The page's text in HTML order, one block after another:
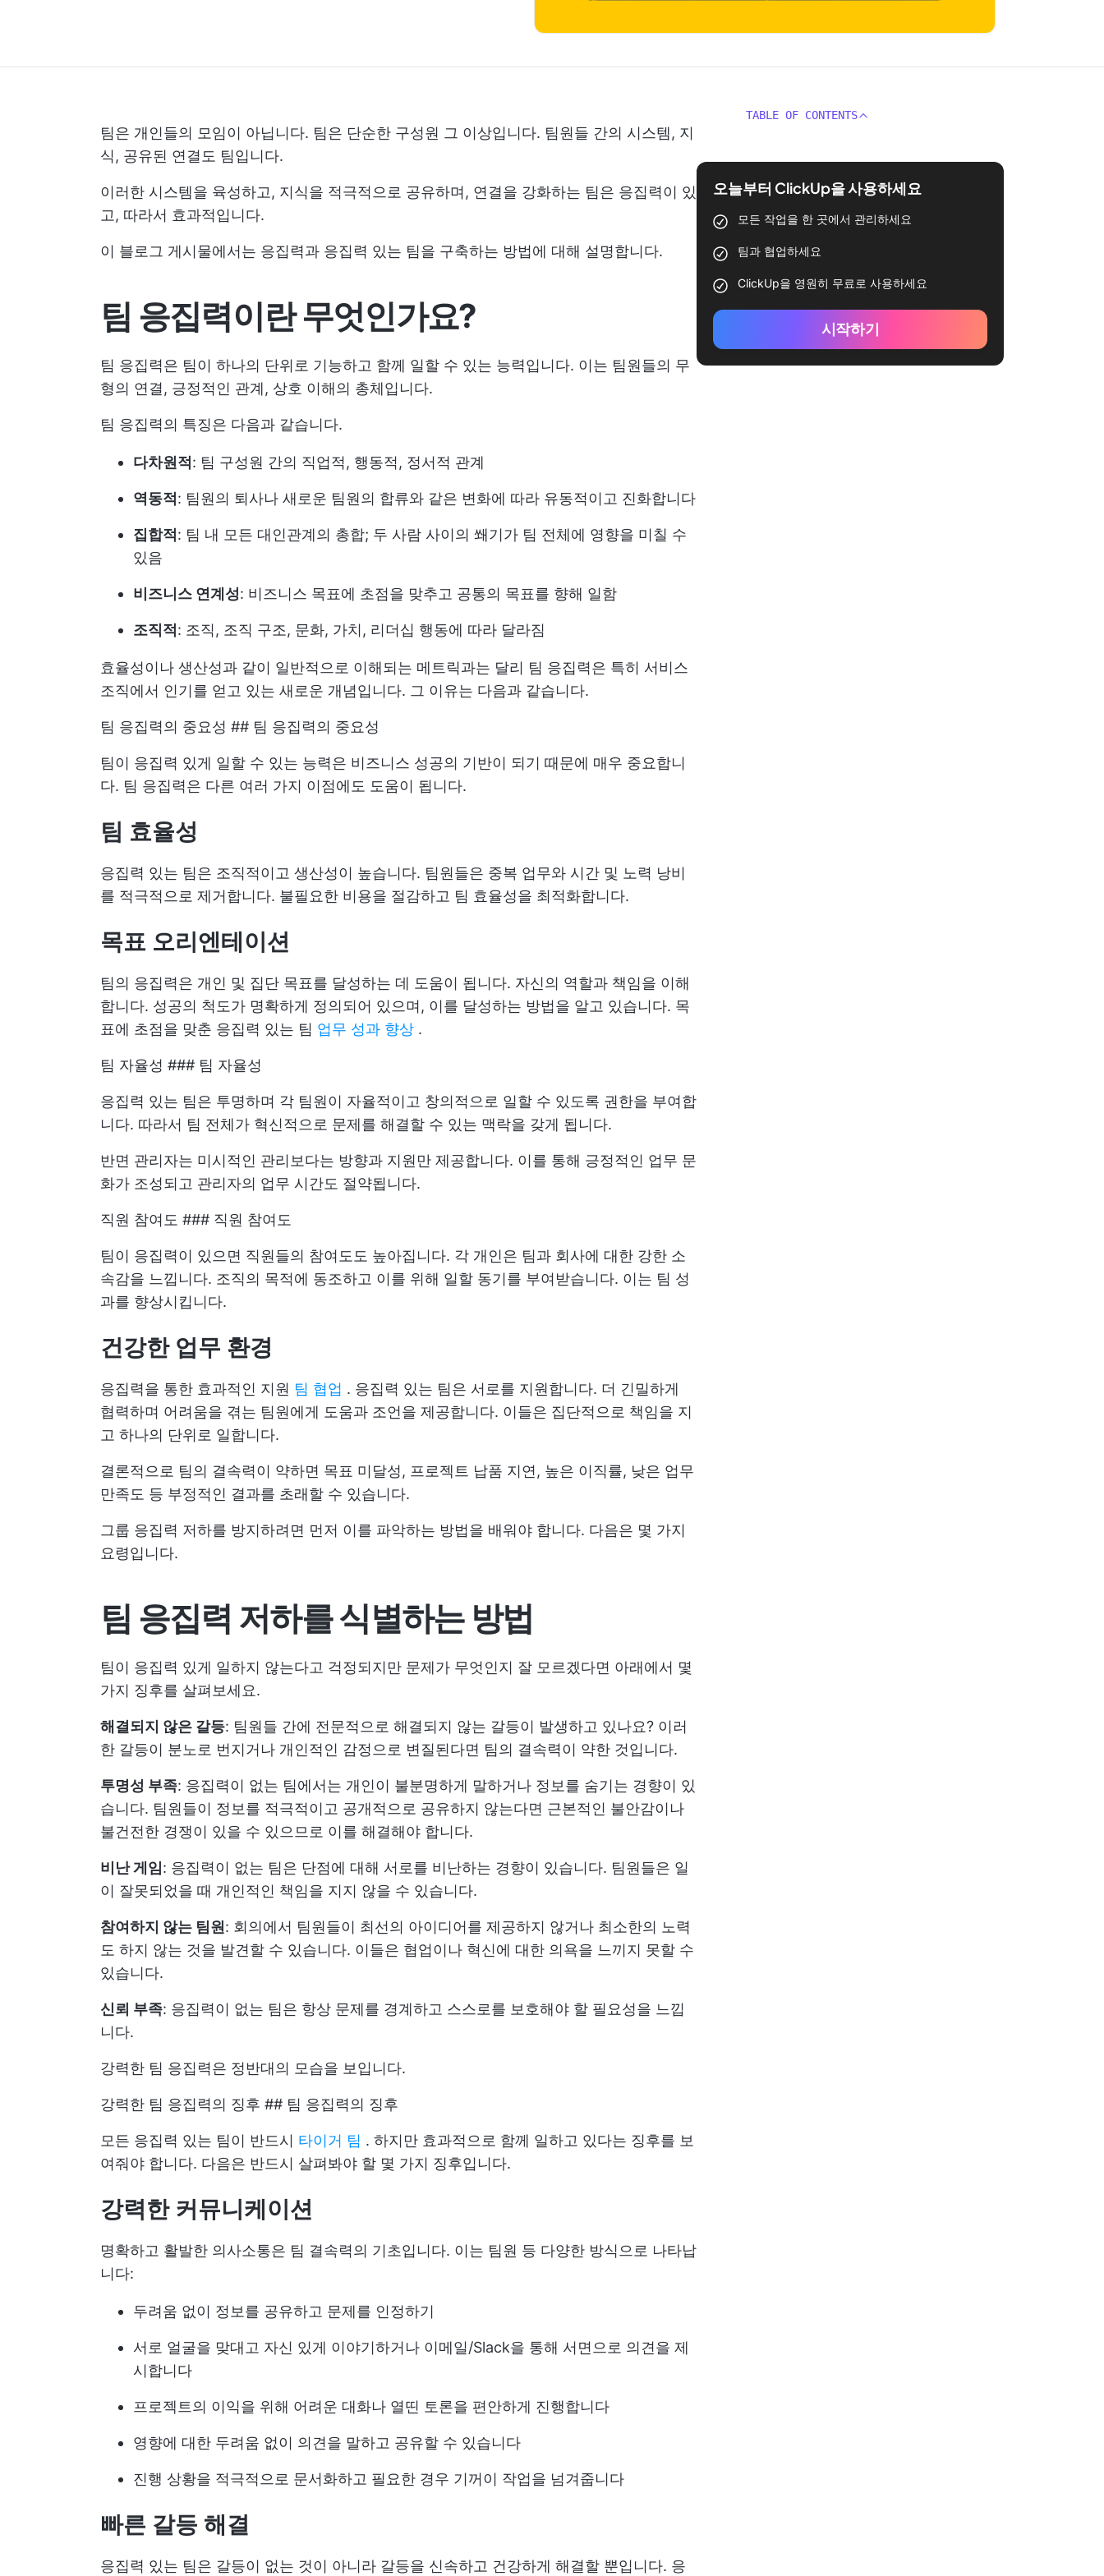
팀은 개인들의 모임이 아닙니다. 팀은 단순한 구성원 그 이상입니다. 팀원들 간의 시스템, 지
식, 공유된 연결도 팀입니다.
이러한 시스템을 육성하고, 지식을 적극적으로 공유하며, 연결을 강화하는 팀은 응집력이 있
고, 따라서 효과적입니다.
이 블로그 게시물에서는 응집력과 응집력 있는 팀을 구축하는 방법에 대해 설명합니다.
팀 응집력이란 무엇인가요?
팀 응집력은 팀이 하나의 단위로 기능하고 함께 일할 수 있는 능력입니다. 이는 팀원들의 무
형의 연결, 긍정적인 관계, 상호 이해의 총체입니다.
팀 응집력의 특징은 다음과 같습니다.
다차원적 : 팀 구성원 간의 직업적, 행동적, 정서적 관계
역동적 : 팀원의 퇴사나 새로운 팀원의 합류와 같은 변화에 따라 유동적이고 진화합니다
집합적 : 팀 내 모든 대인관계의 총합; 두 사람 사이의 쐐기가 팀 전체에 영향을 미칠 수
있음
비즈니스 연계성: 비즈니스 목표에 초점을 맞추고 공통의 목표를 향해 일함
조직적 : 조직, 조직 구조, 문화, 가치, 리더십 행동에 따라 달라짐
효율성이나 생산성과 같이 일반적으로 이해되는 메트릭과는 달리 팀 응집력은 특히 서비스
조직에서 인기를 얻고 있는 새로운 개념입니다. 그 이유는 다음과 같습니다.
팀 응집력의 중요성 ## 팀 응집력의 중요성
팀이 응집력 있게 일할 수 있는 능력은 비즈니스 성공의 기반이 되기 때문에 매우 중요합니
다. 팀 응집력은 다른 여러 가지 이점에도 도움이 됩니다.
팀 효율성
응집력 있는 팀은 조직적이고 생산성이 높습니다. 팀원들은 중복 업무와 시간 및 노력 낭비
를 적극적으로 제거합니다. 불필요한 비용을 절감하고 팀 효율성을 최적화합니다.
목표 오리엔테이션
팀의 응집력은 개인 및 집단 목표를 달성하는 데 도움이 됩니다. 자신의 역할과 책임을 이해
합니다. 성공의 척도가 명확하게 정의되어 있으며, 이를 달성하는 방법을 알고 있습니다. 목
표에 초점을 맞춘 응집력 있는 팀 업무 성과 향상 .
팀 자율성 ### 팀 자율성
응집력 있는 팀은 투명하며 각 팀원이 자율적이고 창의적으로 일할 수 있도록 권한을 부여합
니다. 따라서 팀 전체가 혁신적으로 문제를 해결할 수 있는 맥락을 갖게 됩니다.
반면 관리자는 미시적인 관리보다는 방향과 지원만 제공합니다. 이를 통해 긍정적인 업무 문
화가 조성되고 관리자의 업무 시간도 절약됩니다.
직원 참여도 ### 직원 참여도
팀이 응집력이 있으면 직원들의 참여도도 높아집니다. 각 개인은 팀과 회사에 대한 강한 소
속감을 느낍니다. 조직의 목적에 동조하고 이를 위해 일할 동기를 부여받습니다. 이는 팀 성
과를 향상시킵니다.
건강한 업무 환경
응집력을 통한 효과적인 지원 팀 협업 . 응집력 있는 팀은 서로를 지원합니다. 더 긴밀하게
협력하며 어려움을 겪는 팀원에게 도움과 조언을 제공합니다. 이들은 집단적으로 책임을 지
고 하나의 단위로 일합니다.
결론적으로 팀의 결속력이 약하면 목표 미달성, 프로젝트 납품 지연, 높은 이직률, 낮은 업무
만족도 등 부정적인 결과를 초래할 수 있습니다.
그룹 응집력 저하를 방지하려면 먼저 이를 파악하는 방법을 배워야 합니다. 다음은 몇 가지
요령입니다.
팀 응집력 저하를 식별하는 방법
팀이 응집력 있게 일하지 않는다고 걱정되지만 문제가 무엇인지 잘 모르겠다면 아래에서 몇
가지 징후를 살펴보세요.
해결되지 않은 갈등: 팀원들 간에 전문적으로 해결되지 않는 갈등이 발생하고 있나요? 이러
한 갈등이 분노로 번지거나 개인적인 감정으로 변질된다면 팀의 결속력이 약한 것입니다.
투명성 부족: 응집력이 없는 팀에서는 개인이 불분명하게 말하거나 정보를 숨기는 경향이 있
습니다. 팀원들이 정보를 적극적이고 공개적으로 공유하지 않는다면 근본적인 불안감이나
불건전한 경쟁이 있을 수 있으므로 이를 해결해야 합니다.
비난 게임 : 응집력이 없는 팀은 단점에 대해 서로를 비난하는 경향이 있습니다. 팀원들은 일
이 잘못되었을 때 개인적인 책임을 지지 않을 수 있습니다.
참여하지 않는 팀원 : 회의에서 팀원들이 최선의 아이디어를 제공하지 않거나 최소한의 노력
도 하지 않는 것을 발견할 수 있습니다. 이들은 협업이나 혁신에 대한 의욕을 느끼지 못할 수
있습니다.
신뢰 부족: 응집력이 없는 팀은 항상 문제를 경계하고 스스로를 보호해야 할 필요성을 느낍
니다.
강력한 팀 응집력은 정반대의 모습을 보입니다.
강력한 팀 응집력의 징후 ## 팀 응집력의 징후
모든 응집력 있는 팀이 반드시 타이거 팀 . 하지만 효과적으로 함께 일하고 있다는 징후를 보
여줘야 합니다. 다음은 반드시 살펴봐야 할 몇 가지 징후입니다.
강력한 커뮤니케이션
명확하고 활발한 의사소통은 팀 결속력의 기초입니다. 이는 팀원 등 다양한 방식으로 나타납
니다:
두려움 없이 정보를 공유하고 문제를 인정하기
서로 얼굴을 맞대고 자신 있게 이야기하거나 이메일/Slack을 통해 서면으로 의견을 제
시합니다
프로젝트의 이익을 위해 어려운 대화나 열띤 토론을 편안하게 진행합니다
영향에 대한 두려움 없이 의견을 말하고 공유할 수 있습니다
진행 상황을 적극적으로 문서화하고 필요한 경우 기꺼이 작업을 넘겨줍니다
빠른 갈등 해결
응집력 있는 팀은 갈등이 없는 것이 아니라 갈등을 신속하고 건강하게 해결할 뿐입니다. 응
TABLE OF CONTENTS
오늘부터 ClickUp을 사용하세요
모든 작업을 한 곳에서 관리하세요
팀과 협업하세요
ClickUp을 영원히 무료로 사용하세요
시작하기